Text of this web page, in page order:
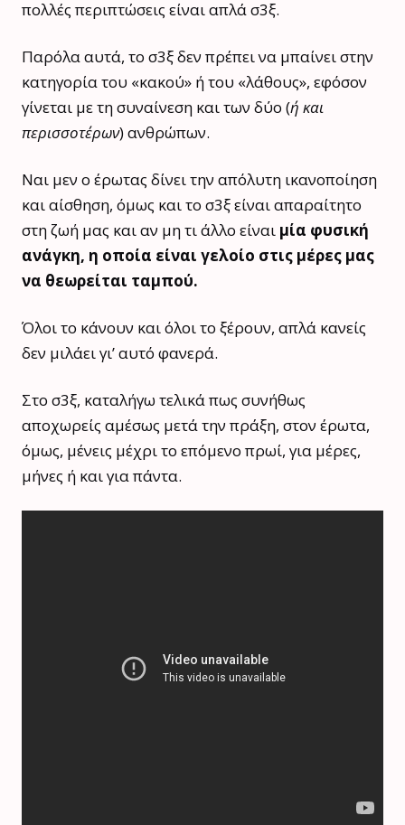
πολλές περιπτώσεις είναι απλά σ3ξ.
Παρόλα αυτά, το σ3ξ δεν πρέπει να μπαίνει στην
κατηγορία του «κακού» ή του «λάθους», εφόσον
γίνεται με τη συναίνεση και των δύο (ή και
περισσοτέρων) ανθρώπων.
Ναι μεν ο έρωτας δίνει την απόλυτη ικανοποίηση
και αίσθηση, όμως και το σ3ξ είναι απαραίτητο
στη ζωή μας και αν μη τι άλλο είναι μία φυσική
ανάγκη, η οποία είναι γελοίο στις μέρες μας
να θεωρείται ταμπού.
Όλοι το κάνουν και όλοι το ξέρουν, απλά κανείς
δεν μιλάει γι’ αυτό φανερά.
Στο σ3ξ, καταλήγω τελικά πως συνήθως
αποχωρείς αμέσως μετά την πράξη, στον έρωτα,
όμως, μένεις μέχρι το επόμενο πρωί, για μέρες,
μήνες ή και για πάντα.